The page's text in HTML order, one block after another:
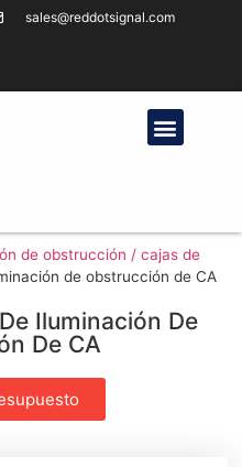
sales@reddotsignal.com
de obstrucción / cajas de
de obstrucción de CA
Iluminación De
De CA